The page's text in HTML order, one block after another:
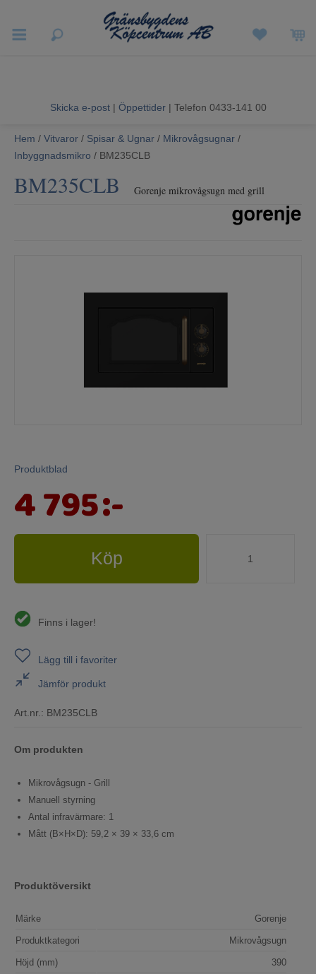
Sommarrea
Vitvaror
Skicka e-post | Öppettider| Telefon 0433-141 00
Hem / Vitvaror / Spisar & Ugnar / Mikrovågsugnar /
Inbyggnadsmikro / BM235CLB
BM235CLB Gorenje mikrovågsugn med grill
Produktblad
4 795:-
Köp
Finns i lager!
Lägg till i favoriter
Jämför produkt
Art.nr.: BM235CLB
Om produkten
Mikrovågsugn - Grill
Manuell styrning
Antal infravärmare: 1
Mått (B×H×D): 59,2 × 39 × 33,6 cm
Produktöversikt
Märke Gorenje
Produktkategori Mikrovågsugn
Höjd (mm) 390